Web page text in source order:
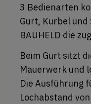
3 Bedienarten
Gurt, Kurbel
BAUHELD die
Beim Gurt sitzt
Mauerwerk und
Die Ausführung
Lochabstand